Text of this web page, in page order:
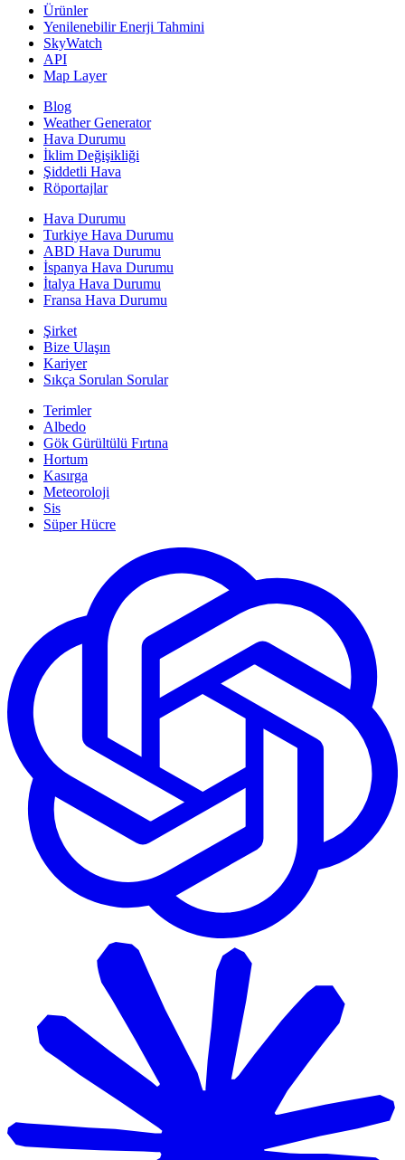
Ürünler
Yenilenebilir Enerji Tahmini
SkyWatch
API
Map Layer
Blog
Weather Generator
Hava Durumu
İklim Değişikliği
Şiddetli Hava
Röportajlar
Hava Durumu
Turkiye Hava Durumu
ABD Hava Durumu
İspanya Hava Durumu
İtalya Hava Durumu
Fransa Hava Durumu
Şirket
Bize Ulaşın
Kariyer
Sıkça Sorulan Sorular
Terimler
Albedo
Gök Gürültülü Fırtına
Hortum
Kasırga
Meteoroloji
Sis
Süper Hücre